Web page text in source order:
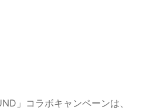
」コラボキャンペーンは、